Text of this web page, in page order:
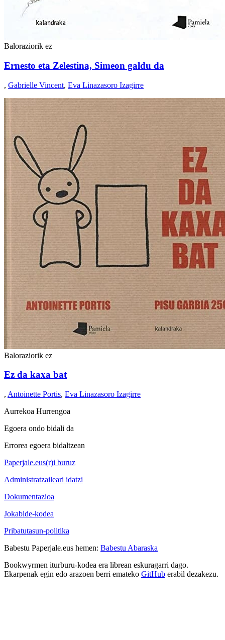
Baloraziorik ez
Ernesto eta Zelestina, Simeon galdu da
, Gabrielle Vincent, Eva Linazasoro Izagirre
Baloraziorik ez
Ez da kaxa bat
, Antoinette Portis, Eva Linazasoro Izagirre
Aurrekoa Hurrengoa
Egoera ondo bidali da
Errorea egoera bidaltzean
Paperjale.eus(r)i buruz
Administratzaileari idatzi
Dokumentazioa
Jokabide-kodea
Pribatutasun-politika
Babestu Paperjale.eus hemen: Babestu Abaraska
Bookwyrmen iturburu-kodea era librean eskuragarri dago.
Ekarpenak egin edo arazoen berri emateko GitHub erabil dezakezu.